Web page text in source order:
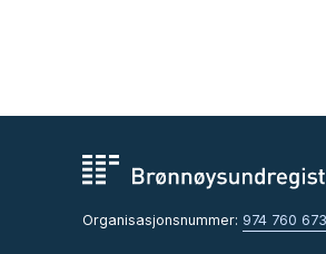
Organisasjonsnummer: 974 760 673